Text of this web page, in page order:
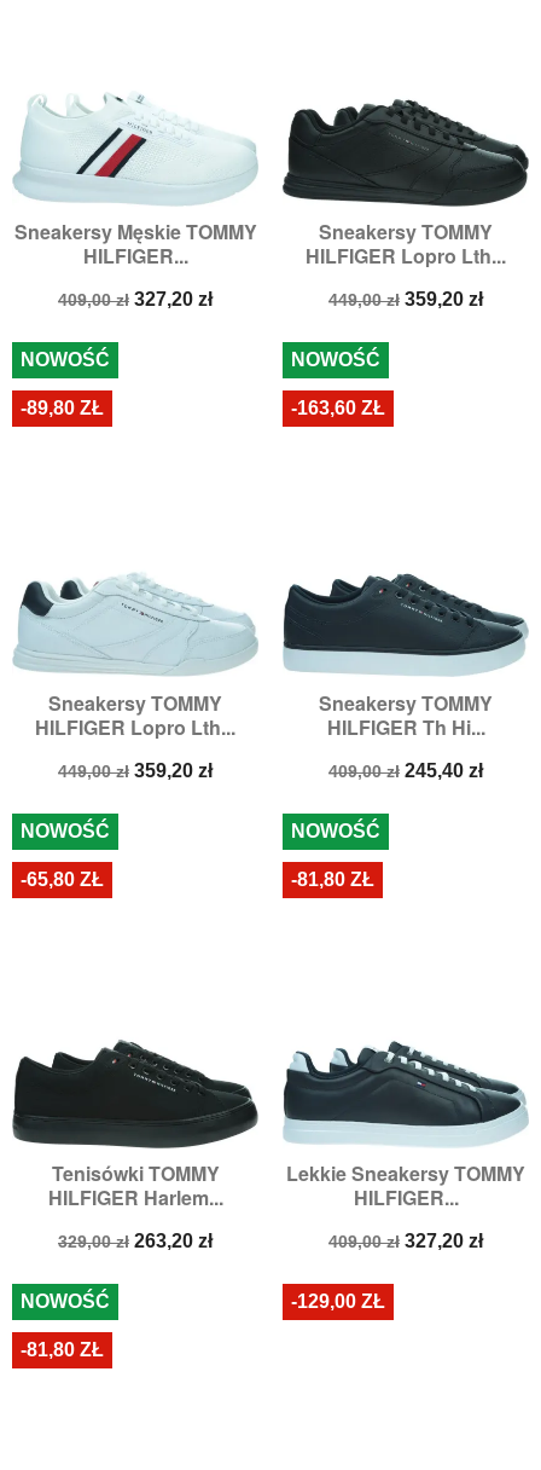
Sneakersy Męskie TOMMY
HILFIGER...
Cena
409,00 zł Cena
327,20 zł
Sneakersy TOMMY
HILFIGER Lopro Lth...
Cena
449,00 zł Cena
359,20 zł
Sneakersy TOMMY
HILFIGER Lopro Lth...
Cena
449,00 zł Cena
359,20 zł
NOWOŚĆ
-89,80 ZŁ
Sneakersy TOMMY
HILFIGER Th Hi...
Cena
409,00 zł Cena
245,40 zł
NOWOŚĆ
-163,60 ZŁ
Tenisówki TOMMY
HILFIGER Harlem...
Cena
329,00 zł Cena
263,20 zł
NOWOŚĆ
-65,80 ZŁ
Lekkie Sneakersy TOMMY
HILFIGER...
Cena
409,00 zł Cena
327,20 zł
NOWOŚĆ
-81,80 ZŁ
NOWOŚĆ
-81,80 ZŁ
-129,00 ZŁ